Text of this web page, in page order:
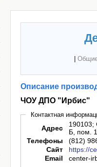
Описание
ЧОУ ДПО "Ирбис"
Контактная
Адрес
190103;
Б, пом.
Телефоны
(812)
Сайт
https://
Email
center-